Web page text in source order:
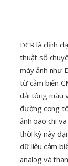
DCR là định
thuật số
máy ảnh như
từ cảm biến
dải tông màu
đường cong
ảnh báo chí
thời kỳ này
dữ liệu cảm
analog và